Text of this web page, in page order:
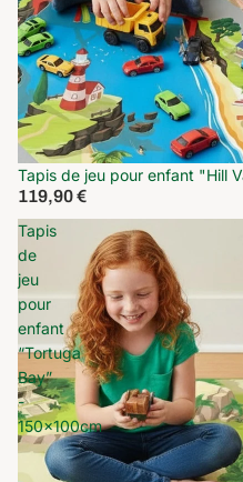
Tapis de jeu pour enfant "Hill
119,90 €
Tapis
de
jeu
pour
enfant
“Tortuga
Bay”
-
150x100cm